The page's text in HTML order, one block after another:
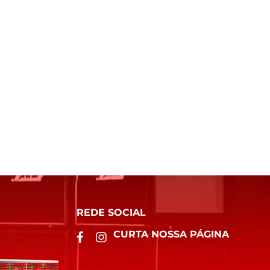
REDE SOCIAL
CURTA NOSSA PÁGINA